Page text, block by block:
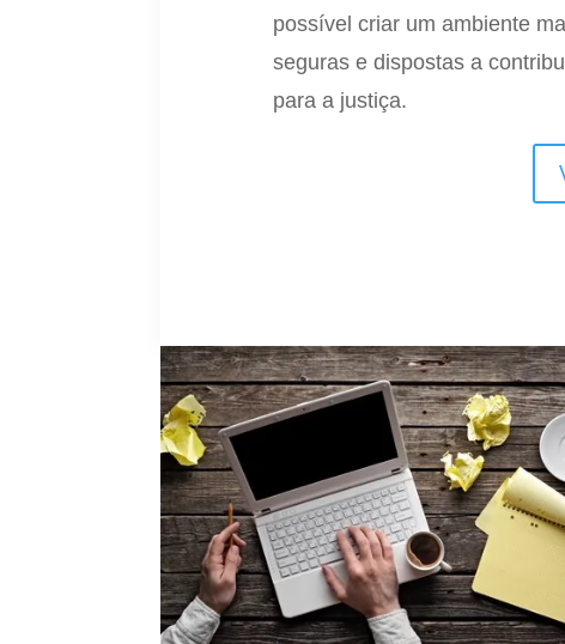
possível criar um ambiente
seguras e dispostas a
para a justiça.